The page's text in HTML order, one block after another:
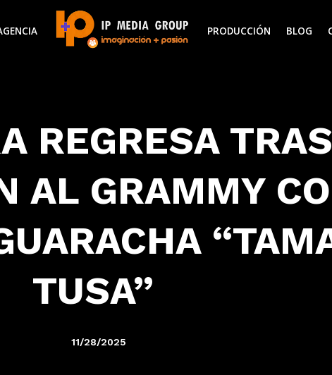
PRODUCCIÓN BLOG
REGRESA
AL GRAMMY
TUSA”
11/28/2025